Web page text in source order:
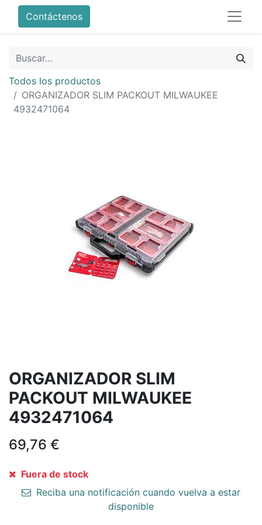
Contáctenos
Todos los productos
ORGANIZADOR SLIM PACKOUT MILWAUKEE
4932471064
ORGANIZADOR SLIM
PACKOUT MILWAUKEE
4932471064
69,76 €
Fuera de stock
Reciba una notificación cuando vuelva a estar
disponible